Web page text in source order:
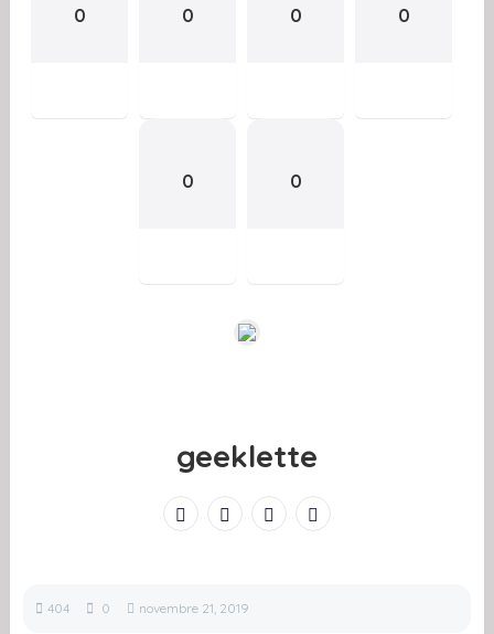
0 0 0 0
0 0
geeklette
404 0 novembre 21, 2019